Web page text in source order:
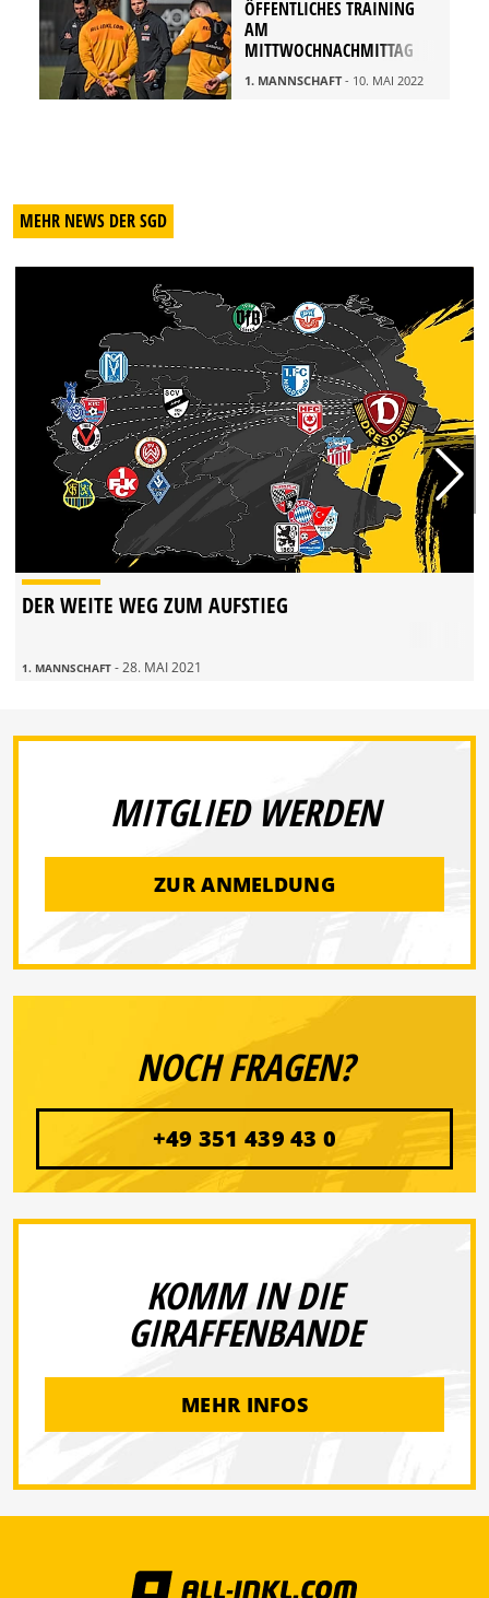
ÖFFENTLICHES TRAINING
AM
MITTWOCHNACHMITTAG
1. MANNSCHAFT- 10. MAI 2022
MEHR NEWS DER SGD
DER WEITE WEG ZUM AUFSTIEG
1. MANNSCHAFT - 28. MAI 2021
MITGLIED WERDEN
ZUR ANMELDUNG
NOCH FRAGEN?
+49 351 439 43 0
KOMM IN DIE
GIRAFFENBANDE
MEHR INFOS